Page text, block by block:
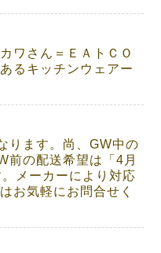
ワさん＝ＥＡトＣＯ
るキッチンウェアー
ります。尚、GW中の
前の配送希望は「4月
メーカーにより対応
お気軽にお問合せく